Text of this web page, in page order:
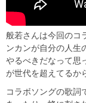
般若さんは今回のコ
ンカンが自分の人生
やるべきだなって思
が世代を超えてるか
コラボソングの歌詞